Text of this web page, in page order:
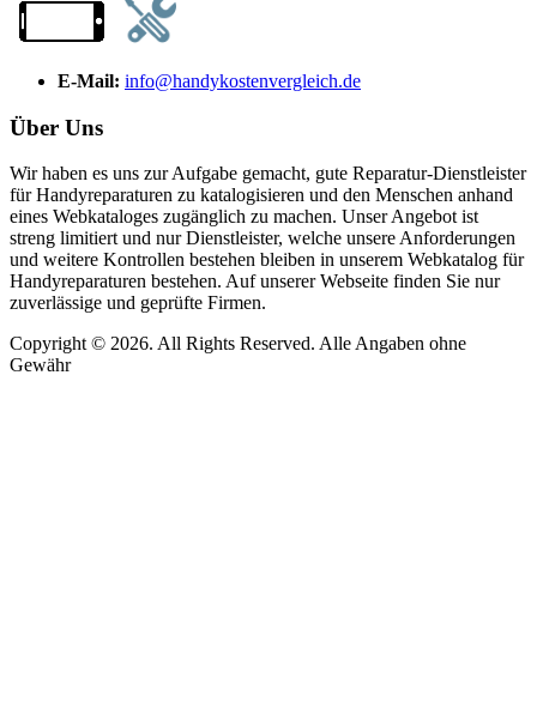
E-Mail: info@handykostenvergleich.de
Über Uns
Wir haben es uns zur Aufgabe gemacht, gute Reparatur-Dienstleister
für Handyreparaturen zu katalogisieren und den Menschen anhand
eines Webkataloges zugänglich zu machen. Unser Angebot ist
streng limitiert und nur Dienstleister, welche unsere Anforderungen
und weitere Kontrollen bestehen bleiben in unserem Webkatalog für
Handyreparaturen bestehen. Auf unserer Webseite finden Sie nur
zuverlässige und geprüfte Firmen.
Copyright © 2026. All Rights Reserved. Alle Angaben ohne
Gewähr